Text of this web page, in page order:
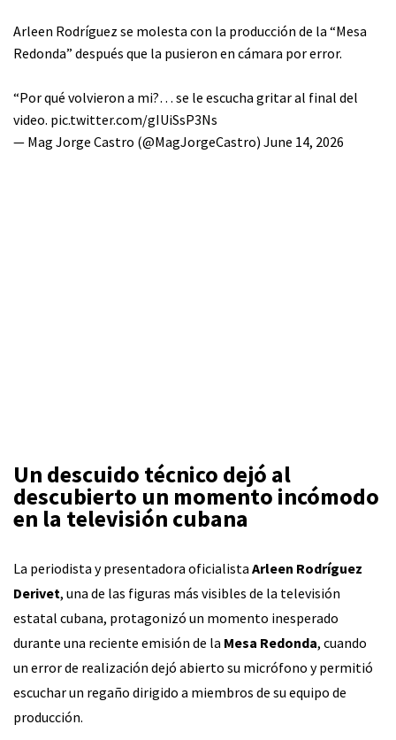
Arleen Rodríguez se molesta con la producción de la “Mesa
Redonda” después que la pusieron en cámara por error.
“Por qué volvieron a mi?… se le escucha gritar al final del
video. pic.twitter.com/gIUiSsP3Ns
— Mag Jorge Castro (@MagJorgeCastro) June 14, 2026
Un descuido técnico dejó al
descubierto un momento incómodo
en la televisión cubana
La periodista y presentadora oficialista Arleen Rodríguez
Derivet, una de las figuras más visibles de la televisión
estatal cubana, protagonizó un momento inesperado
durante una reciente emisión de la Mesa Redonda, cuando
un error de realización dejó abierto su micrófono y permitió
escuchar un regaño dirigido a miembros de su equipo de
producción.